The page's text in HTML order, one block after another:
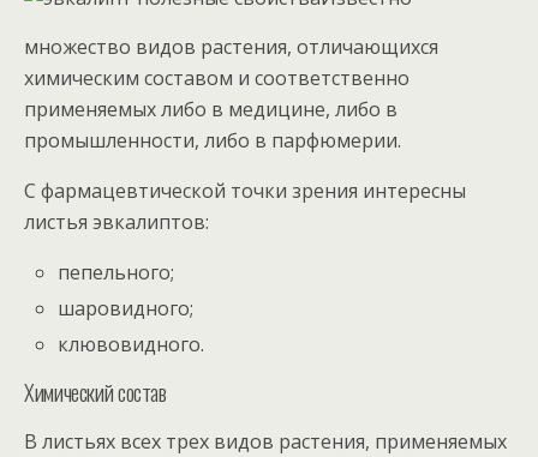
множество видов растения, отличающихся
химическим составом и соответственно
применяемых либо в медицине, либо в
промышленности, либо в парфюмерии.
С фармацевтической точки зрения интересны
листья эвкалиптов:
пепельного;
шаровидного;
клювовидного.
Химический состав
В листьях всех трех видов растения, применяемых